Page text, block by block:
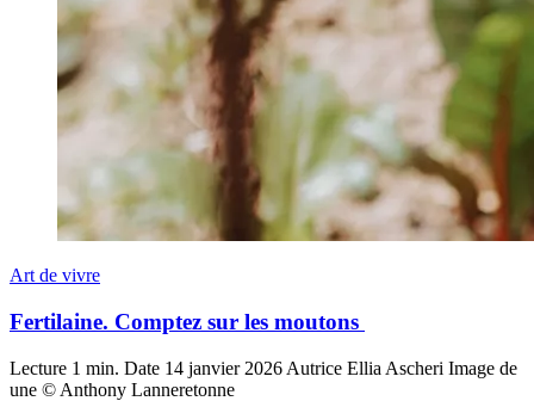
Art de vivre
Fertilaine. Comptez sur les moutons
Lecture 1 min. Date 14 janvier 2026 Autrice Ellia Ascheri Image de
une © Anthony Lanneretonne